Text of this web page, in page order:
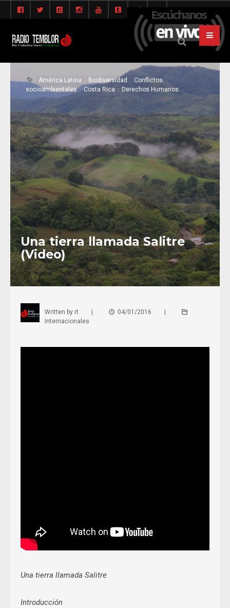
América Latina Biodiversidad
Conflictos
socioambientales
Costa Rica Derechos Humanos
Una tierra llamada Salitre
(Video)
Written by rt 04/01/2016
Internacionales
Una tierra llamada Salitre
Introducción